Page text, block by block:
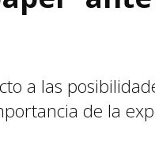
a las
de la